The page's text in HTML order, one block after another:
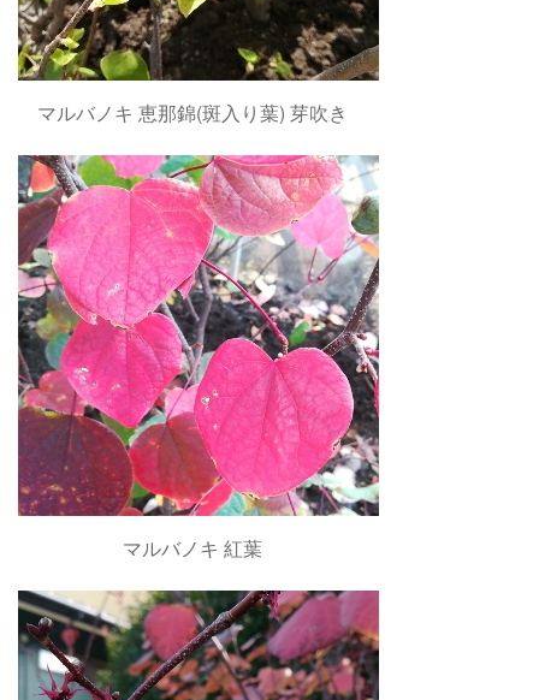
マルバノキ 恵那錦(斑入り葉) 芽吹き
マルバノキ 紅葉